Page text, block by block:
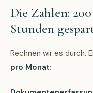
Die Zahlen:
Stunden
Rechnen wir es durch.
pro Monat: